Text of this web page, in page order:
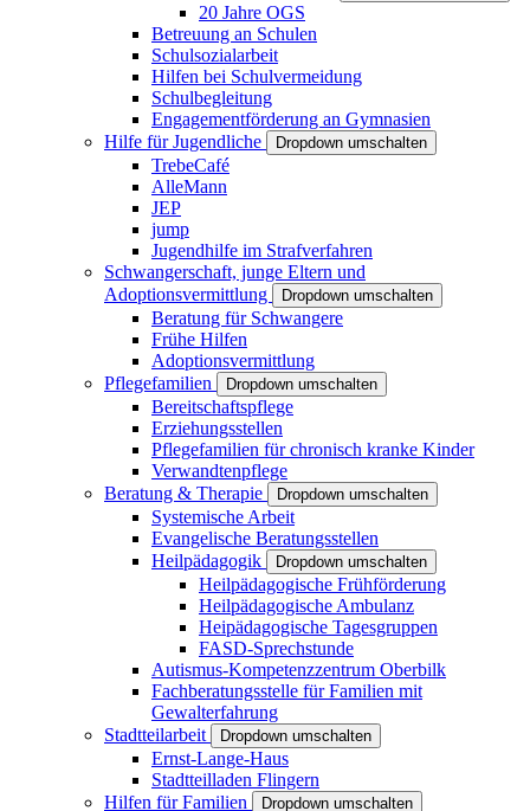
20 Jahre OGS
Betreuung an Schulen
Schulsozialarbeit
Hilfen bei Schulvermeidung
Schulbegleitung
Engagementförderung an Gymnasien
Hilfe für Jugendliche
Dropdown umschalten
TrebeCafé
AlleMann
JEP
jump
Jugendhilfe im Strafverfahren
Schwangerschaft, junge Eltern und
Adoptionsvermittlung
Dropdown umschalten
Beratung für Schwangere
Frühe Hilfen
Adoptionsvermittlung
Pflegefamilien
Dropdown umschalten
Bereitschaftspflege
Erziehungsstellen
Pflegefamilien für chronisch kranke Kinder
Verwandtenpflege
Beratung & Therapie
Dropdown umschalten
Systemische Arbeit
Evangelische Beratungsstellen
Heilpädagogik
Dropdown umschalten
Heilpädagogische Frühförderung
Heilpädagogische Ambulanz
Heipädagogische Tagesgruppen
FASD-Sprechstunde
Autismus-Kompetenzzentrum Oberbilk
Fachberatungsstelle für Familien mit
Gewalterfahrung
Stadtteilarbeit
Dropdown umschalten
Ernst-Lange-Haus
Stadtteilladen Flingern
Hilfen für Familien
Dropdown umschalten